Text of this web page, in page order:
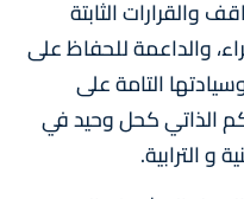
والقرارات الثابتة
والداعمة للحفاظ على
التامة على
الذاتي كحل وحيد في
و الترابية.